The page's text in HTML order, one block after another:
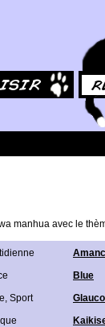
manhua avec le
Blue
Sport